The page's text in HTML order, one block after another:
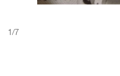
1/7